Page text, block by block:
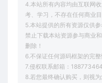
4.本站所有内容均由互联网
考、学习，不存在任何商业目
5.本站提供的所有资源仅供
禁止下载本站资源参与商业
删除！
6.不保证任何源码框架的完整
7.侵权联系邮箱：
8.若您最终确认购买，则视